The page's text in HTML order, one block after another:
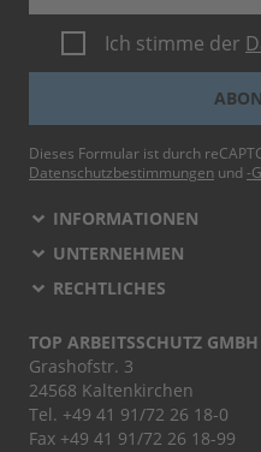
Ich stimme der
Dieses Formular ist durch
Datenschutzbestimmungen und -
INFORMATIONEN
UNTERNEHMEN
RECHTLICHES
TOP ARBEITSSCHUTZ GMBH
Grashofstr. 3
24568 Kaltenkirchen
Tel. +49 41 91/72 26 18-0
Fax +49 41 91/72 26 18-99